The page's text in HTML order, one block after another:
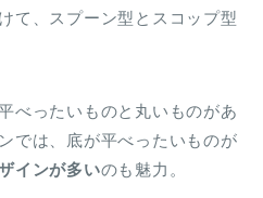
て、スプーン型とスコップ型
べったいものと丸いものがあ
では、底が平べったいものが
インが多いのも魅力。